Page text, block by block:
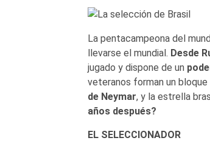
La pentacampeona del
llevarse el mundial. Desde
jugado y dispone de un
veteranos forman un bloque
de Neymar, y la estrella
años después?
EL SELECCIONADOR